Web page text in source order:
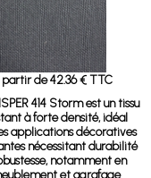
partir de 42.36 € TTC
414 Storm est un tissu
à forte densité, idéal
applications décoratives
nécessitant durabilité
notamment en
et agrafage